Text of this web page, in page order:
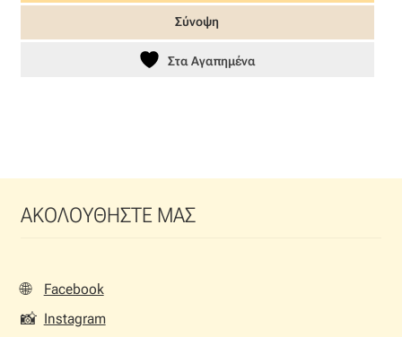
35,00 €. είναι:
Σύνοψη
Στα Αγαπημένα
ΑΚΟΛΟΥΘΗΣΤΕ ΜΑΣ
🌐 Facebook
📸 Instagram